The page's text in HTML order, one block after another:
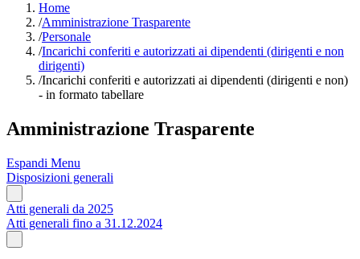
Home
/Amministrazione Trasparente
/Personale
/Incarichi conferiti e autorizzati ai dipendenti (dirigenti e non
dirigenti)
/Incarichi conferiti e autorizzati ai dipendenti (dirigenti e non)
- in formato tabellare
Amministrazione Trasparente
Espandi Menu
Disposizioni generali
Atti generali da 2025
Atti generali fino a 31.12.2024